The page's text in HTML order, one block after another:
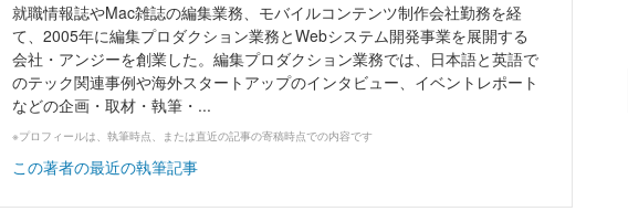
就職情報誌やMac雑誌の編集業務、モバイルコンテンツ制作会社勤務を経
て、2005年に編集プロダクション業務とWebシステム開発事業を展開する
会社・アンジーを創業した。編集プロダクション業務では、日本語と英語で
のテック関連事例や海外スタートアップのインタビュー、イベントレポート
などの企画・取材・執筆・...
※プロフィールは、執筆時点、または直近の記事の寄稿時点での内容です
この著者の最近の執筆記事